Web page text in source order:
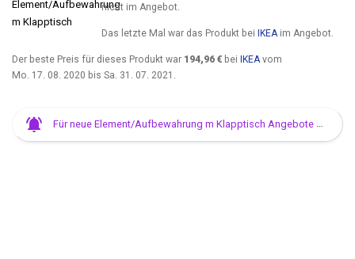
nicht im Angebot.
Das letzte Mal war das Produkt bei IKEAim Angebot.
Der beste Preis für dieses Produkt war 194,96 € bei IKEA vom
Mo. 17. 08. 2020 bis Sa. 31. 07. 2021
Für neue Element/Aufbewahrung m Klapptisch Angebote anmelden